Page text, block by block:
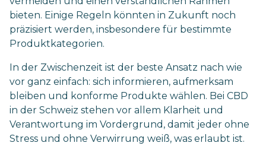
bieten. Einige Regeln könnten in Zukunft noch
präzisiert werden, insbesondere für bestimmte
Produktkategorien.
In der Zwischenzeit ist der beste Ansatz nach wie
vor ganz einfach: sich informieren, aufmerksam
bleiben und konforme Produkte wählen. Bei CBD
in der Schweiz stehen vor allem Klarheit und
Verantwortung im Vordergrund, damit jeder ohne
Stress und ohne Verwirrung weiß, was erlaubt ist.